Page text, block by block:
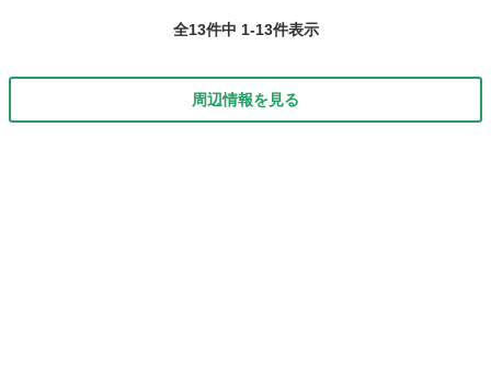
全13件中 1-13件表示
周辺情報を見る